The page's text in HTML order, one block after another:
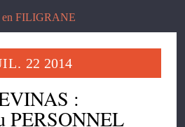
FILIGRANE
22 2014
:
PERSONNEL